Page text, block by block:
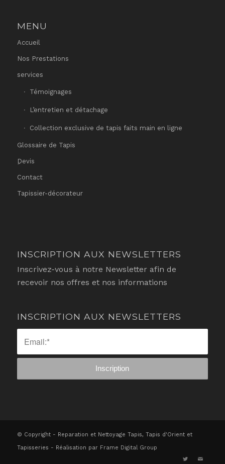
MENU
Accueil
Nos Prestations
services
Témoignages
L’entretien et détachage
Collection exclusive de tapis faits main en ligne
Glossaire de Tapis
ِDevis
Contact
Tapissier-décorateur
INSCRIPTION AUX NEWSLETTERS
Inscrivez-vous à notre Newsletter afin de
recevoir nos offres et nos informations
INSCRIPTION AUX NEWSLETTERS
© Copyright - Reparation et Nettoyage Tapis, Tapis d'Orient et
Tapisseries - Réalisation par Frame Digital Group